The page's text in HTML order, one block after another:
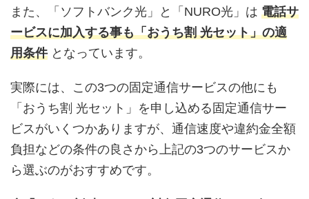
また、「ソフトバンク光」と「NURO光」は 電話サ
ービスに加入する事も「おうち割 光セット」の適
用条件となっています。
実際には、この3つの固定通信サービスの他にも
「おうち割 光セット」を申し込める固定通信サー
ビスがいくつかありますが、通信速度や違約金全額
負担などの条件の良さから上記の3つのサービスか
ら選ぶのがおすすめです。